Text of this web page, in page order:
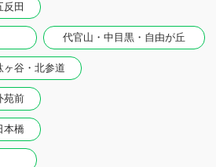
田
代官山・中目黒・自由が丘
ヶ谷・北参道
苑前
本橋